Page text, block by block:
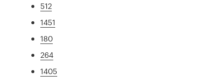
512
1451
180
264
1405